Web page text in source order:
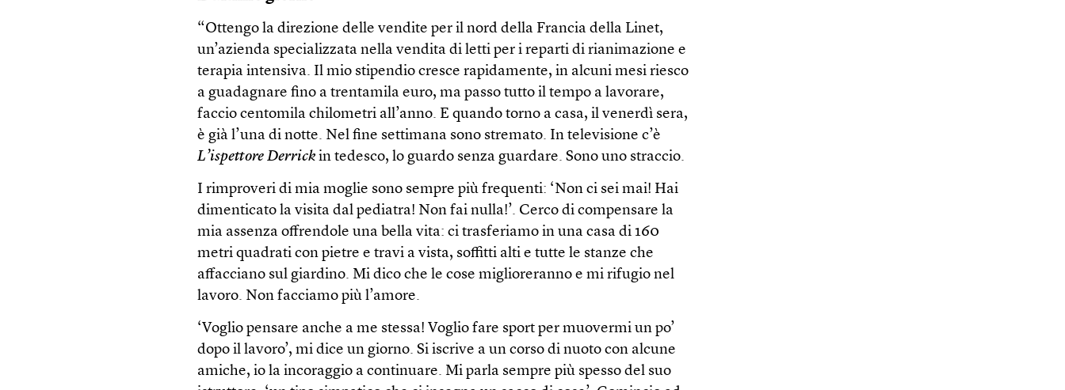
“Ottengo la direzione delle vendite per il nord della Francia della Linet,
un’azienda specializzata nella vendita di letti per i reparti di rianimazione e
terapia intensiva. Il mio stipendio cresce rapidamente, in alcuni mesi riesco
a guadagnare fino a trentamila euro, ma passo tutto il tempo a lavorare,
faccio centomila chilometri all’anno. E quando torno a casa, il venerdì sera,
è già l’una di notte. Nel fine settimana sono stremato. In televisione c’è
L’ispettore Derrick in tedesco, lo guardo senza guardare. Sono uno straccio.
I rimproveri di mia moglie sono sempre più frequenti: ‘Non ci sei mai! Hai
dimenticato la visita dal pediatra! Non fai nulla!’. Cerco di compensare la
mia assenza offrendole una bella vita: ci trasferiamo in una casa di 160
metri quadrati con pietre e travi a vista, soffitti alti e tutte le stanze che
affacciano sul giardino. Mi dico che le cose miglioreranno e mi rifugio nel
lavoro. Non facciamo più l’amore.
‘Voglio pensare anche a me stessa! Voglio fare sport per muovermi un po’
dopo il lavoro’, mi dice un giorno. Si iscrive a un corso di nuoto con alcune
amiche, io la incoraggio a continuare. Mi parla sempre più spesso del suo